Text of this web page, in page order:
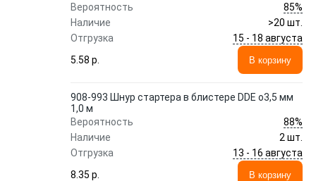
Вероятность
85%
Наличие
>20 шт.
Отгрузка
15 - 18 августа
5.58 p.
В корзину
908-993 Шнур стартера в блистере DDE o3,5 мм
1,0 м
Вероятность
88%
Наличие
2 шт.
Отгрузка
13 - 16 августа
8.35 p.
В корзину